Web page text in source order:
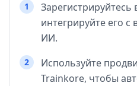
1
Зарегистрируйтесь
интегрируйте его
ИИ.
2
Используйте
Trainkore, чтобы